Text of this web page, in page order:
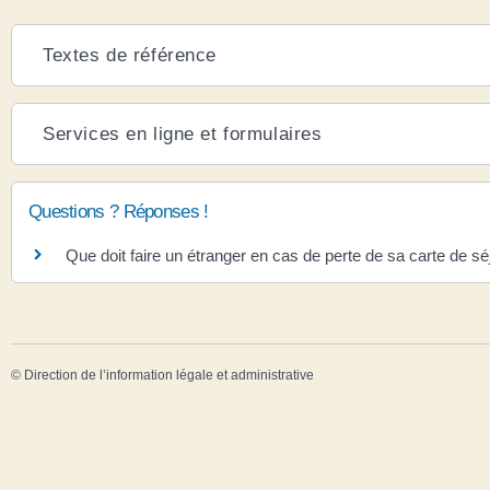
Textes de référence
Services en ligne et formulaires
Questions ? Réponses !
Que doit faire un étranger en cas de perte de sa carte de
© Direction de l’information légale et administrative